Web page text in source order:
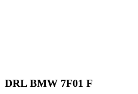
DRL BMW 7F01 F